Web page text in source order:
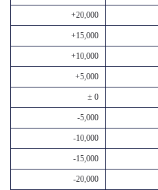
+20,000
+15,000
+10,000
+5,000
± 0
-5,000
-10,000
-15,000
-20,000